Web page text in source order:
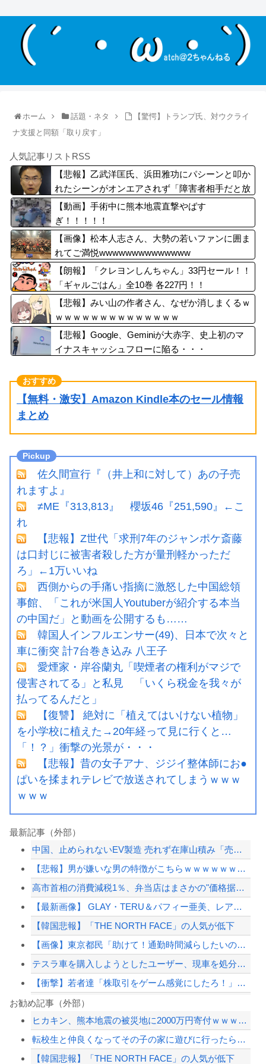
ホーム 話題・ネタ
【驚愕】トランプ氏、対ウクライ
ナ支援と同額「取り戻す」
人気記事リストRSS
【悲報】乙武洋匡氏、浜田雅功にパシーンと叩か
れたシーンがオンエアされず「障害者相手だと放
送されなくなる。俺、逆差別だと思って」
【動画】手術中に熊本地震直撃やばす
ぎ！！！！！
【画像】松本人志さん、大勢の若いファンに囲ま
れてご満悦wwwwwwwwwwwwww
【朗報】「クレヨンしんちゃん」33円セール！！
「ギャルごはん」全10巻 各227円！！
【悲報】みい山の作者さん、なぜか消しまくるｗ
ｗｗｗｗｗｗｗｗｗｗｗｗｗｗ
【悲報】Google、Geminiが大赤字、史上初のマ
イナスキャッシュフローに陥る・・・
【無料・激安】Amazon Kindle本のセール情報
まとめ
佐久間宣行『（井上和に対して）あの子売
れますよ』
≠ME『313,813』 櫻坂46『251,590』←こ
れ
【悲報】Z世代「求刑7年のジャンポケ斎藤
は口封じに被害者殺した方が量刑軽かっただ
ろ」←1万いいね
西側からの手痛い指摘に激怒した中国総領
事館、「これが米国人Youtuberが紹介する本当
の中国だ」と動画を公開するも……
韓国人インフルエンサー(49)、日本で次々と
車に衝突 計7台巻き込み 八王子
愛煙家・岸谷蘭丸「喫煙者の権利がマジで
侵害されてる」と私見 「いくら税金を我々が
払ってるんだと」
【復讐】 絶対に「植えてはいけない植物」
を小学校に植えた→20年経って見に行くと…
「！？」衝撃の光景が・・・
【悲報】昔の女子アナ、ジジイ整体師にお●
ぱいを揉まれテレビで放送されてしまうｗｗｗ
ｗｗｗ
最新記事（外部）
中国、止められないEV製造 売れず在庫山積み「売れたこと」にして補助金を騙し取る...
【悲報】男が嫌いな男の特徴がこちらｗｗｗｗｗｗｗｗｗｗ
高市首相の消費減税1％、弁当店はまさかの"価格据え置き"宣言「値下げはしません」
【最新画像】 GLAY・TERU＆パフィー亜美、レアな夫婦ショットを公開してしま...
【韓国悲報】「THE NORTH FACE」の人気が低下
【画像】東京都民「助けて！通勤時間減らしたいのに都心の近くが最低10万払わないと...
テスラ車を購入しようとしたユーザー、現車を処分して代金を支払い、平日の納車日に予...
【衝撃】若者達「株取引をゲーム感覚にしたろ！」→結果
昭和の神漫画「ドラゴンボール、ドラえもん、火の鳥、、、」令和→
【画像】いしかわじゅんの反戦漫画、意味不明すぎる…ネット「量産型左翼の最底辺みた...
お勧め記事（外部）
ヒカキン、熊本地震の被災地に2000万円寄付ｗｗｗｗｗｗｗｗｗ
転校生と仲良くなってその子の家に遊びに行ったら私が小さい頃に撮った写真があった
【韓国悲報】「THE NORTH FACE」の人気が低下